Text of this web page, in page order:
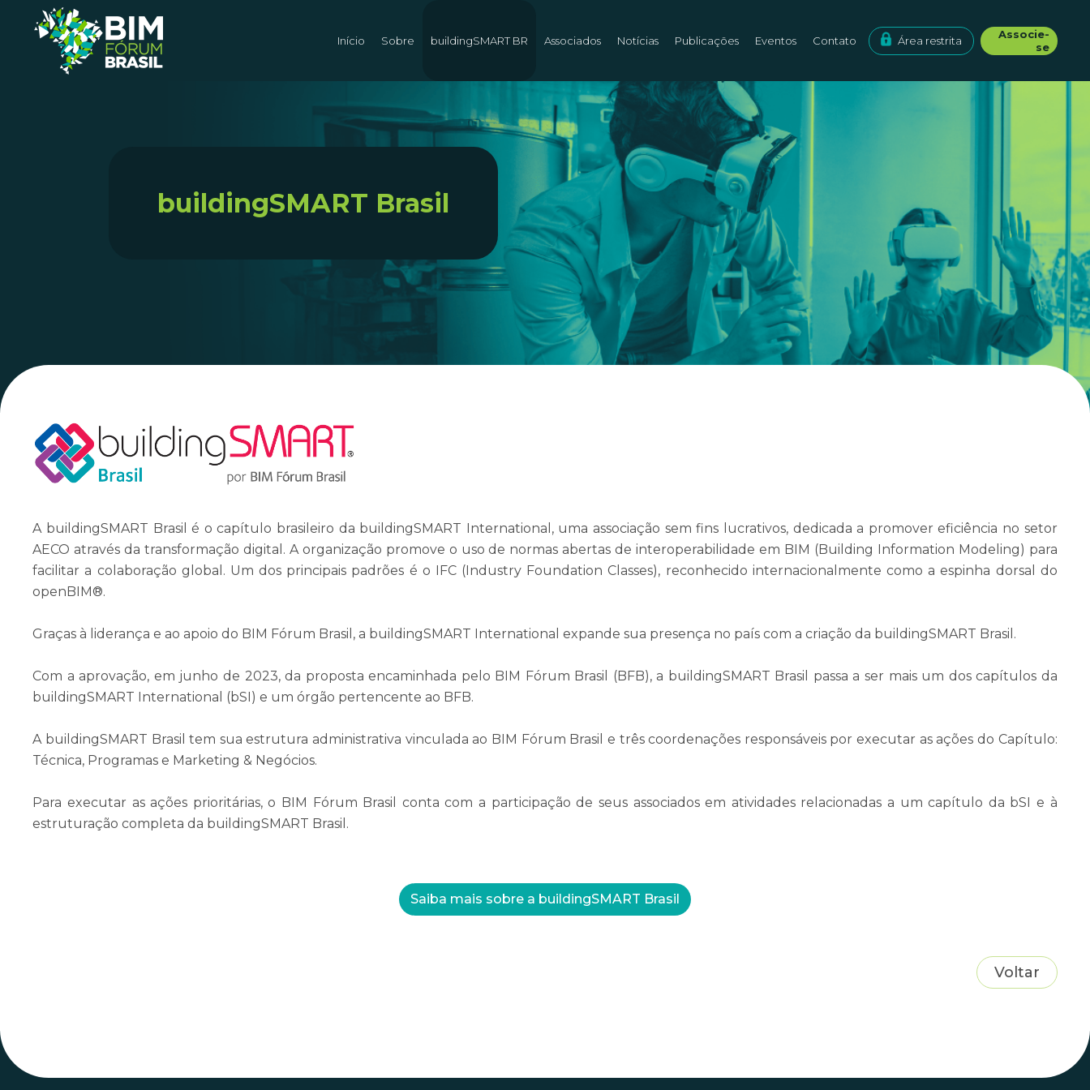
Início Sobre buildingSMART BR Associados Notícias Publicações Eventos Contato Área restrita
Associe-
se
buildingSMART Brasil
A buildingSMART Brasil é o capítulo brasileiro da buildingSMART International, uma associação sem fins lucrativos, dedicada a promover eficiência no setor
AECO através da transformação digital. A organização promove o uso de normas abertas de interoperabilidade em BIM (Building Information Modeling) para
facilitar a colaboração global. Um dos principais padrões é o IFC (Industry Foundation Classes), reconhecido internacionalmente como a espinha dorsal do
openBIM®.
Graças à liderança e ao apoio do BIM Fórum Brasil, a buildingSMART International expande sua presença no país com a criação da buildingSMART Brasil.
Com a aprovação, em junho de 2023, da proposta encaminhada pelo BIM Fórum Brasil (BFB), a buildingSMART Brasil passa a ser mais um dos capítulos da
buildingSMART International (bSI) e um órgão pertencente ao BFB.
A buildingSMART Brasil tem sua estrutura administrativa vinculada ao BIM Fórum Brasil e três coordenações responsáveis por executar as ações do Capítulo:
Técnica, Programas e Marketing & Negócios.
Para executar as ações prioritárias, o BIM Fórum Brasil conta com a participação de seus associados em atividades relacionadas a um capítulo da bSI e à
estruturação completa da buildingSMART Brasil.
Saiba mais sobre a buildingSMART Brasil
Voltar